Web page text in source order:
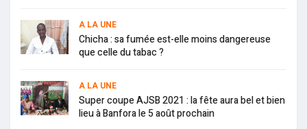
A LA UNE
Chicha : sa fumée est-elle moins dangereuse
que celle du tabac ?
A LA UNE
Super coupe AJSB 2021 : la fête aura bel et bien
lieu à Banfora le 5 août prochain